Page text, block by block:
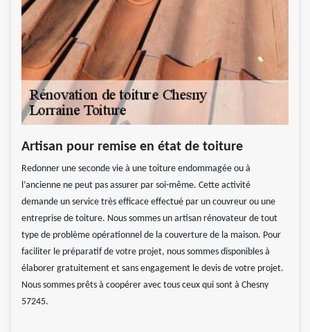
Artisan pour remise en état de toiture
Redonner une seconde vie à une toiture endommagée ou à
l’ancienne ne peut pas assurer par soi-même. Cette activité
demande un service très efficace effectué par un couvreur ou une
entreprise de toiture. Nous sommes un artisan rénovateur de tout
type de problème opérationnel de la couverture de la maison. Pour
faciliter le préparatif de votre projet, nous sommes disponibles à
élaborer gratuitement et sans engagement le devis de votre projet.
Nous sommes prêts à coopérer avec tous ceux qui sont à Chesny
57245.